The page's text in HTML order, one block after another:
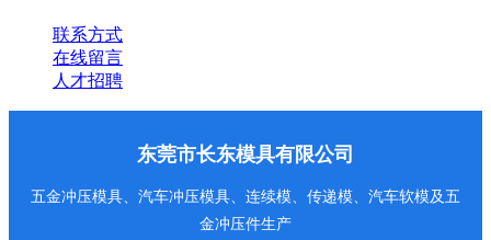
联系方式
在线留言
人才招聘
东莞市长东模具有限公司
五金冲压模具、汽车冲压模具、连续模、传递模、汽车软模及五
金冲压件生产